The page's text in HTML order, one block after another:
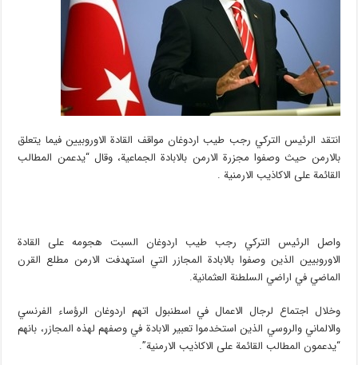
انتقد الرئيس التركي رجب طيب اردوغان مواقف القادة الاوروبيين فيما يتعلق
بالارمن حيث وصفوا مجزرة الارمن بالابادة الجماعية، وقال “يدعمن المطالب
القائمة على الاكاذيب الارمنية .
واصل الرئيس التركي رجب طيب اردوغان السبت هجومه على القادة
الاوروبيين الذين وصفوا بالابادة المجازر التي استهدفت الارمن مطلع القرن
الماضي في اراضي السلطنة العثمانية.
وخلال اجتماع لرجال الاعمال في اسطنبول اتهم اردوغان الرؤساء الفرنسي
والالماني والروسي الذين استخدموا تعبير الابادة في وصفهم لهذه المجازر، بانهم
“يدعمون المطالب القائمة على الاكاذيب الارمنية”.